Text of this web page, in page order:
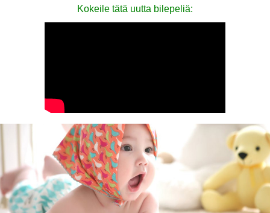
Kokeile tätä uutta bilepeliä: